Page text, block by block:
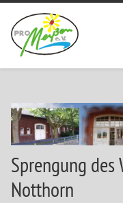
Sprengung des
Notthorn